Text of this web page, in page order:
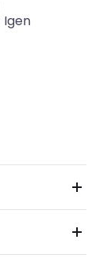
Igen